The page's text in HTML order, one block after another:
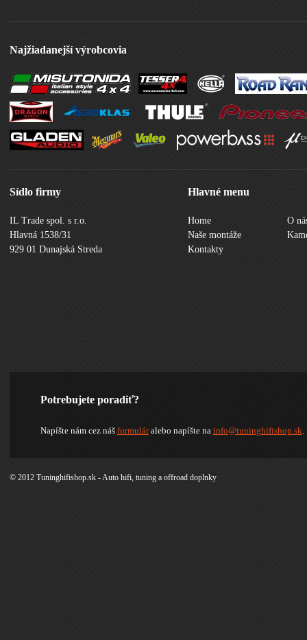
Najžiadanejší výrobcovia
Sídlo firmy
IL Trade spol. s r.o.
Hlavná 1538/31
929 01 Dunajská Streda
Hlavné menu
Home
O
Naše montáže
Kontakty
Potrebujete poradiť?
Napíšte nám cez náš formuláralebo napíšte na info@tuninghifishop.sk.
© 2012 Tuninghifishop.sk - Auto hifi, tuning a offroad doplnky